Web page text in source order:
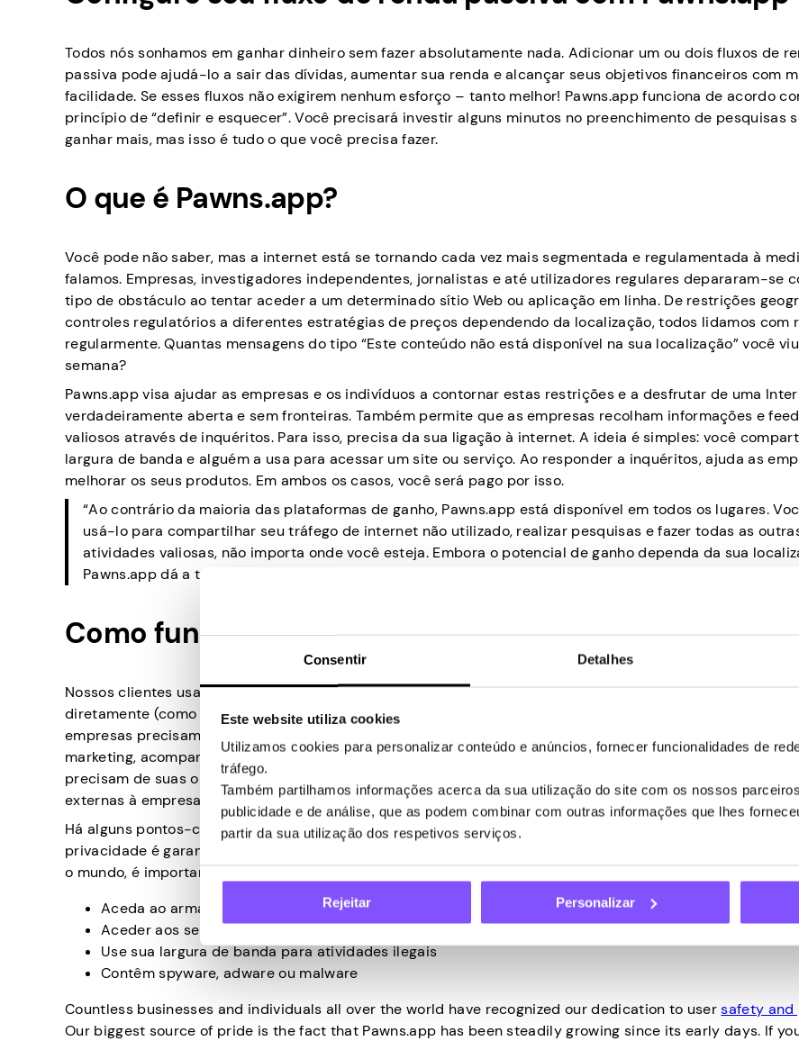
Consentir Detalhes
Este website utiliza cookies
Utilizamos cookies para personalizar conteúdo e anúncios, fornecer funcionalidades de
tráfego.
Também partilhamos informações acerca da sua utilização do site com os nossos
publicidade e de análise, que as podem combinar com outras informações que lhes
partir da sua utilização dos respetivos serviços.
Rejeitar Personalizar
Todos nós sonhamos em ganhar dinheiro sem fazer absolutamente nada. Adicionar um ou dois fluxos de
passiva pode ajudá-lo a sair das dívidas, aumentar sua renda e alcançar seus objetivos financeiros com
facilidade. Se esses fluxos não exigirem nenhum esforço – tanto melhor! Pawns.app funciona de acordo
princípio de “definir e esquecer”. Você precisará investir alguns minutos no preenchimento de pesquisas
ganhar mais, mas isso é tudo o que você precisa fazer.
O que é Pawns.app?
Você pode não saber, mas a internet está se tornando cada vez mais segmentada e regulamentada à
falamos. Empresas, investigadores independentes, jornalistas e até utilizadores regulares depararam-se
tipo de obstáculo ao tentar aceder a um determinado sítio Web ou aplicação em linha. De restrições
controles regulatórios a diferentes estratégias de preços dependendo da localização, todos lidamos com
regularmente. Quantas mensagens do tipo “Este conteúdo não está disponível na sua localização” você
semana?
Pawns.app visa ajudar as empresas e os indivíduos a contornar estas restrições e a desfrutar de uma
verdadeiramente aberta e sem fronteiras. Também permite que as empresas recolham informações e
valiosos através de inquéritos. Para isso, precisa da sua ligação à internet. A ideia é simples: você
largura de banda e alguém a usa para acessar um site ou serviço. Ao responder a inquéritos, ajuda as
melhorar os seus produtos. Em ambos os casos, você será pago por isso.
“Ao contrário da maioria das plataformas de ganho, Pawns.app está disponível em todos os lugares.
usá-lo para compartilhar seu tráfego de internet não utilizado, realizar pesquisas e fazer todas as
atividades valiosas, não importa onde você esteja. Embora o potencial de ganho dependa da sua
Pawns.app dá a todos a oportunidade de ganhar algum dinheiro extra.”
Como funciona?
Nossos clientes usam o serviço para gerenciar várias contas de mídia social, usar serviços que não podem
diretamente (como Netflix ou Spotify) ou simplesmente obter um melhor negócio em determinados
empresas precisam de serviços como Pawns.app para melhorar seus produtos, desenvolver melhores
marketing, acompanhar as tendências, melhorar o SEO, explorar novos mercados e muito mais. Para fazer
precisam de suas opiniões e dados, que eles só podem coletar se acessarem a Internet a partir de
externas à empresa.
Há alguns pontos-chave que merecem ser mencionados. Construímos todo o sistema de tal forma que a
privacidade é garantida para todos os envolvidos. Como a segurança online é uma preocupação crescente
o mundo, é importante notar que a Pawns.app NÃO é:
Aceda ao armazenamento do seu PC ou smartphone
Aceder aos seus contactos, mensagens ou outros dados pessoais
Use sua largura de banda para atividades ilegais
Contêm spyware, adware ou malware
Countless businesses and individuals all over the world have recognized our dedication to usersafety and
Our biggest source of pride is the fact that Pawns.app has been steadily growing since its early days. If